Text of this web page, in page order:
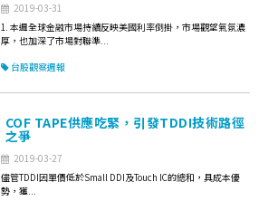
2019-03-31
1. 本週全球金融市場持續反映美國利率倒掛，市場觀望氣氛濃
厚，也加深了市場對聯準...
台股觀察週報
COF TAPE供應吃緊，引發TDDI技術路徑
之爭
2019-03-27
儘管TDDI因單價低於Small DDI及Touch IC的總和，具成本優
勢，獲...